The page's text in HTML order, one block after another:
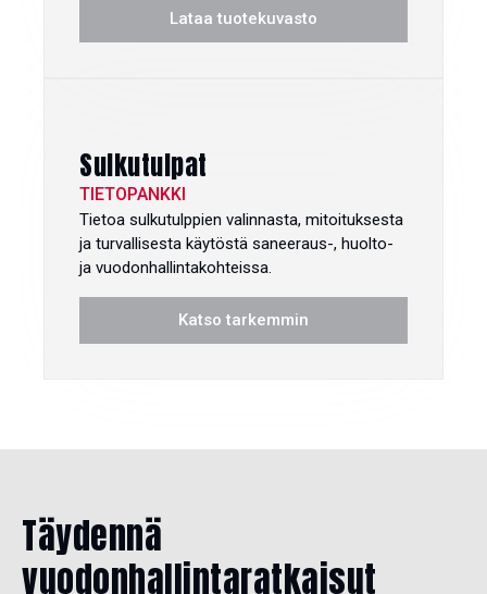
Lataa tuotekuvasto
Sulkutulpat
TIETOPANKKI
Tietoa sulkutulppien valinnasta, mitoituksesta
ja turvallisesta käytöstä saneeraus-, huolto-
ja vuodonhallintakohteissa.
Katso tarkemmin
Täydennä
vuodonhallintaratkaisut